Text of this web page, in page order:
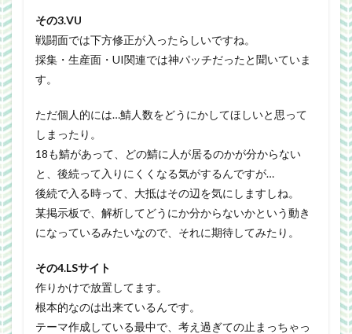
その3.VU
戦闘面では下方修正が入ったらしいですね。
採集・生産面・UI関連では神パッチだったと聞いていま
す。
ただ個人的には…鯖人数をどうにかしてほしいと思って
しまったり。
18も鯖があって、どの鯖に人が居るのかが分からない
と、後続って入りにくくなる気がするんですが…
後続で入る時って、大抵はその辺を気にしますしね。
某掲示板で、解析してどうにか分からないかという動き
になっているみたいなので、それに期待してみたり。
その4.LSサイト
作りかけで放置してます。
根本的なのは出来ているんです。
テーマ作成している最中で、考え過ぎての止まっちゃっ